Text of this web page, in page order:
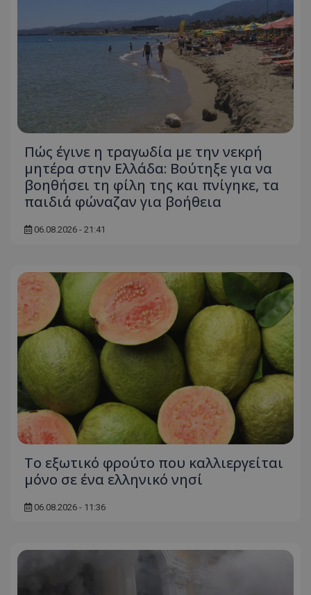
Πώς έγινε η τραγωδία με την νεκρή
μητέρα στην Ελλάδα: Βούτηξε για να
βοηθήσει τη φίλη της και πνίγηκε, τα
παιδιά φώναζαν για βοήθεια
06.08.2026 - 21:41
Το εξωτικό φρούτο που καλλιεργείται
μόνο σε ένα ελληνικό νησί
06.08.2026 - 11:36